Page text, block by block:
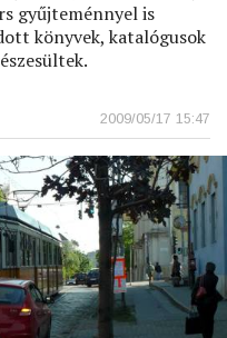
gyűjteménnyel is
könyvek, katalógusok
2009/05/17 15:47